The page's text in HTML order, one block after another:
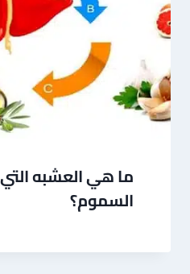
ما هي العشبه
السموم؟